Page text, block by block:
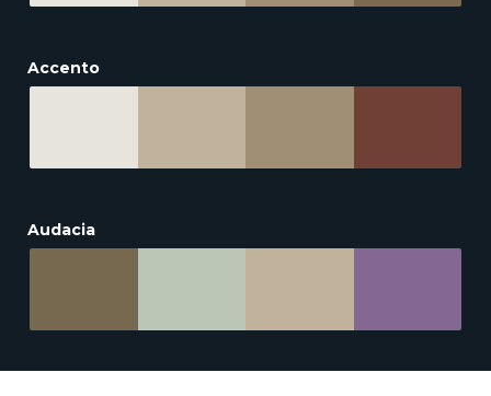
Accento
Audacia